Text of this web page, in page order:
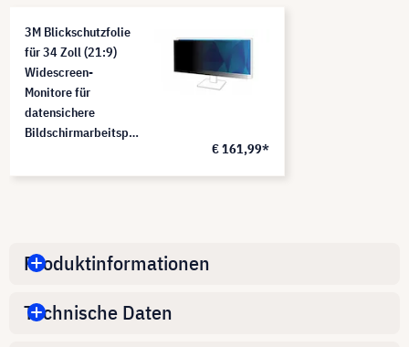
3M Blickschutzfolie
für 34 Zoll (21:9)
Widescreen-
Monitore für
datensichere
Bildschirmarbeitsplä
€ 161,99*
Produktinformationen
Technische Daten